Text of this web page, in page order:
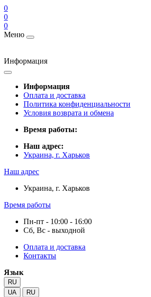
0
0
0
Меню
Информация
Информация
Оплата и доставка
Политика конфиденциальности
Условия возврата и обмена
Время работы:
Наш адрес:
Украина, г. Харьков
Наш адрес
Украина, г. Харьков
Время работы
Пн-пт - 10:00 - 16:00
Сб, Вс - выходной
Оплата и доставка
Контакты
Язык
RU
UA
RU